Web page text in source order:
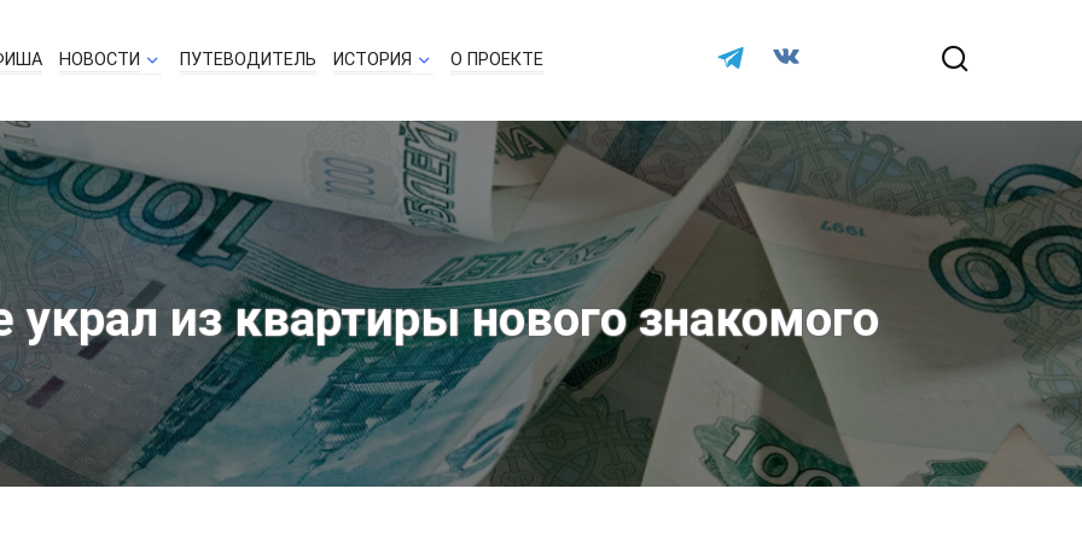
НОВОСТИ ПУТЕВОДИТЕЛЬ ИСТОРИЯ О ПРОЕКТЕ
из квартиры нового знакомого